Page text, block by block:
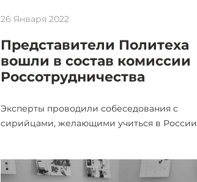
26 Января 2022
Представители Политеха
вошли в состав комиссии
Россотрудничества
Эксперты проводили собеседования с
сирийцами, желающими учиться в России